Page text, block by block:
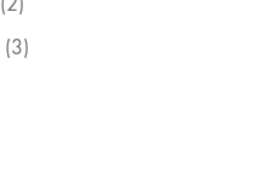
(3)